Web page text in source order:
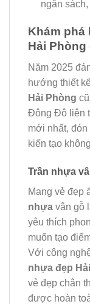
ngân
Khám phá
Hải
Năm 2025
hướng thiết
Hải Phòng
Đông Đô liên
mới nhất,
kiến tạo
Trần nhựa
Mang vẻ đẹp
nhựa vân gỗ
yêu thích
muốn tạo
Với công
nhựa đẹp
vẻ đẹp chân
được hoàn